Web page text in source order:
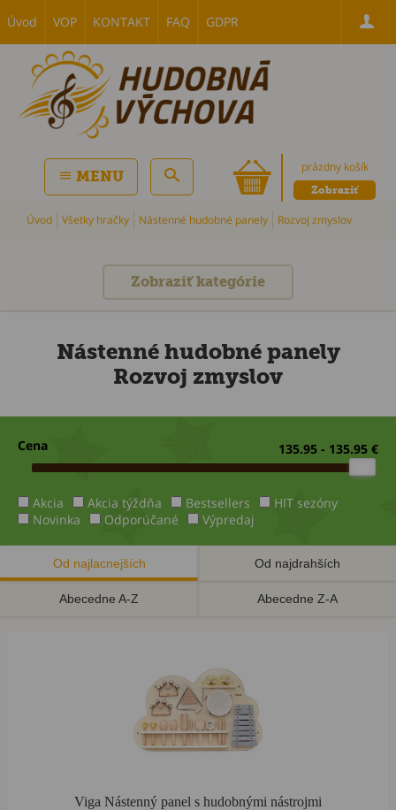
Úvod VOP KONTAKT FAQ GDPR
prázdny košík
Zobraziť
MENU
Úvod Všetky hračky Nástenné hudobné panely Rozvoj zmyslov
Zobraziť kategórie
Nástenné hudobné panely
Rozvoj zmyslov
Cena 135.95 - 135.95 €
Akcia Akcia týždňa Bestsellers
HIT sezóny
Novinka
Odporúčané Výpredaj
Od najlacnejších Od najdrahších
Abecedne A-Z Abecedne Z-A
Viga Nástenný panel s hudobnými nástrojmi